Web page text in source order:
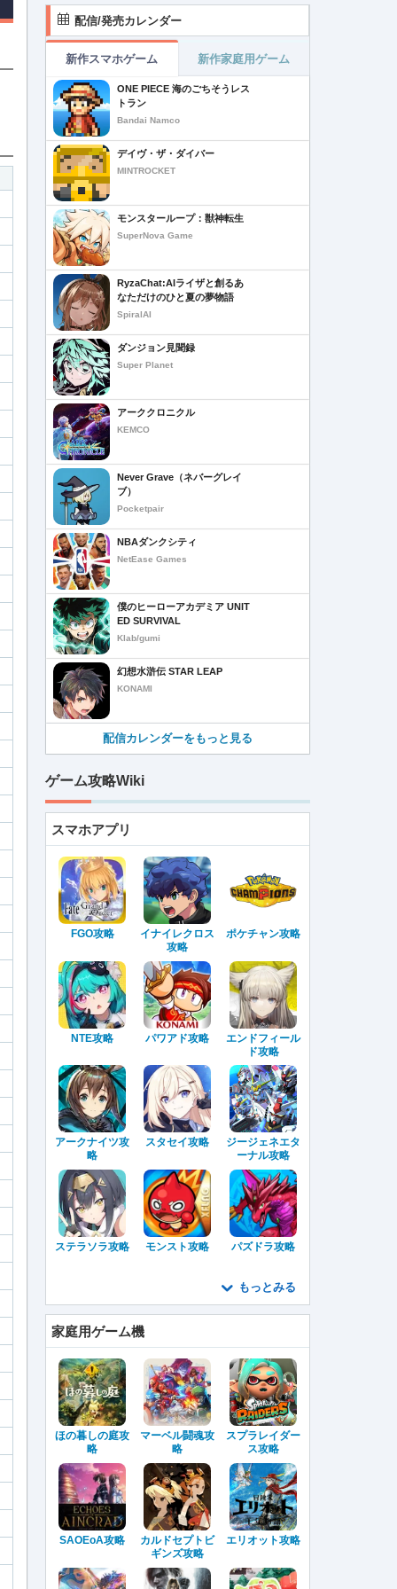
配信/発売カレンダー
新作スマホゲーム 新作家庭用ゲーム
ONE PIECE 海のごちそうレス
トラン
Bandai Namco
デイヴ・ザ・ダイバー
MINTROCKET
モンスターループ：獣神転生
SuperNova Game
RyzaChat:AIライザと創るあ
なただけのひと夏の夢物語
SpiralAI
ダンジョン見聞録
Super Planet
アーククロニクル
KEMCO
Never Grave（ネバーグレイ
ブ）
Pocketpair
NBAダンクシティ
NetEase Games
僕のヒーローアカデミア UNIT
ED SURVIVAL
Klab/gumi
幻想水滸伝 STAR LEAP
KONAMI
配信カレンダーをもっと見る
ゲーム攻略Wiki
スマホアプリ
FGO攻略
イナイレクロス
攻略
ポケチャン攻略
NTE攻略 パワアド攻略
エンドフィール
ド攻略
アークナイツ攻
略
スタセイ攻略
ジージェネエタ
ーナル攻略
ステラソラ攻略 モンスト攻略 パズドラ攻略
もっとみる
家庭用ゲーム機
ほの暮しの庭攻
略
マーベル闘魂攻
略
スプラレイダー
ス攻略
SAOEoA攻略
カルドセプトビ
ギンズ攻略
エリオット攻略